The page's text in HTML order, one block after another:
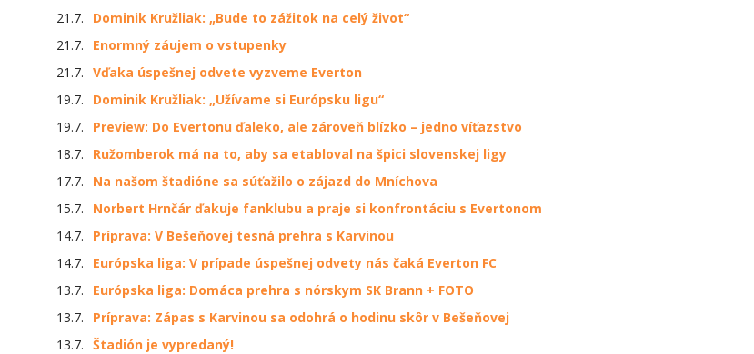
21.7.
Dominik Kružliak: „Bude to zážitok na celý život“
21.7.
Enormný záujem o vstupenky
21.7. Vďaka úspešnej odvete vyzveme Everton
19.7.
Dominik Kružliak: „Užívame si Európsku ligu“
19.7.
Preview: Do Evertonu ďaleko, ale zároveň blízko – jedno víťazstvo
18.7.
Ružomberok má na to, aby sa etabloval na špici slovenskej ligy
17.7.
Na našom štadióne sa súťažilo o zájazd do Mníchova
15.7.
Norbert Hrnčár ďakuje fanklubu a praje si konfrontáciu s Evertonom
14.7.
Príprava: V Bešeňovej tesná prehra s Karvinou
14.7.
Európska liga: V prípade úspešnej odvety nás čaká Everton FC
13.7.
Európska liga: Domáca prehra s nórskym SK Brann + FOTO
13.7.
Príprava: Zápas s Karvinou sa odohrá o hodinu skôr v Bešeňovej
13.7. Štadión je vypredaný!